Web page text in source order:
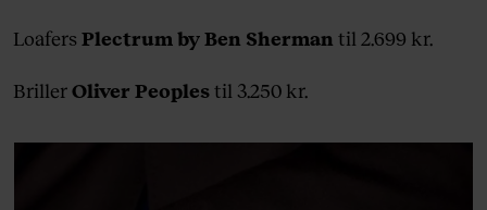
Loafers Plectrum by Ben Sherman til 2.699 kr.
BrillerOliver Peoplestil 3.250 kr.